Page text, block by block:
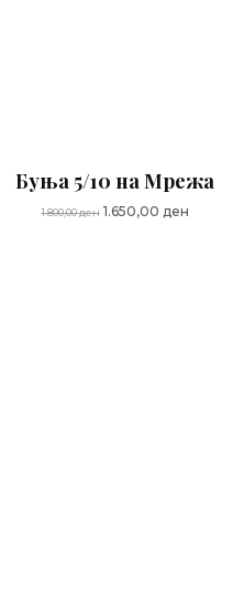
ден.
Буња 5/10 на Мрежа
1.800,00ден Original
1.650,00 денCurrent